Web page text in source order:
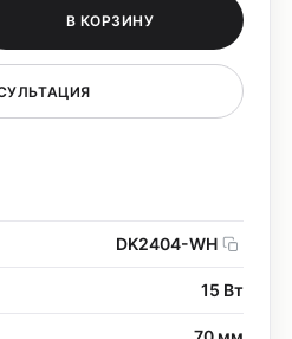
В КОРЗИНУ
DK2404-WH
15 Вт